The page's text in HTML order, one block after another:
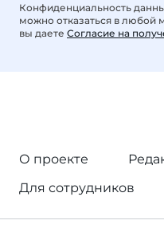
Конфиденциальность
можно отказаться в любой
вы даете Согласие на
О проекте
Для сотрудников